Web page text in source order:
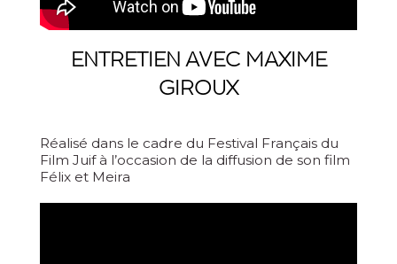
ENTRETIEN AVEC MAXIME
GIROUX
Réalisé dans le cadre du Festival Français du
Film Juif à l’occasion de la diffusion de son film
Félix et Meira